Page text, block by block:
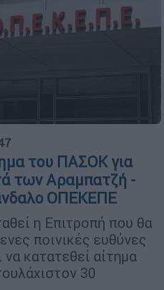
του ΠΑΣΟΚ για
των Αραμπατζή -
ΟΠΕΚΕΠΕ
η Επιτροπή που θα
ποινικές ευθύνες
κατατεθεί αίτημα
30